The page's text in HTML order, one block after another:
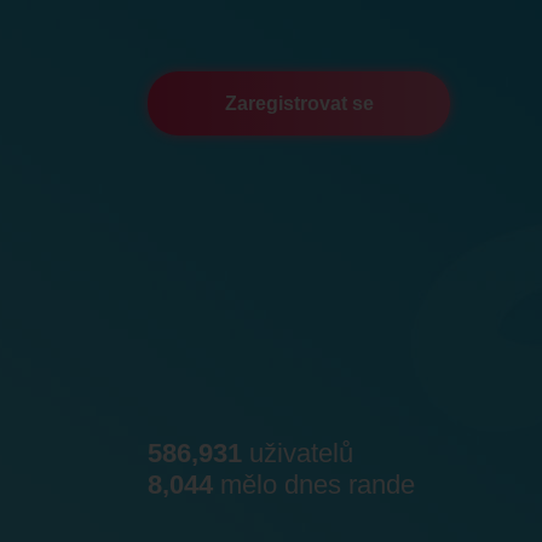
Zaregistrovat se
586,931 uživatelů
8,044 mělo dnes rande